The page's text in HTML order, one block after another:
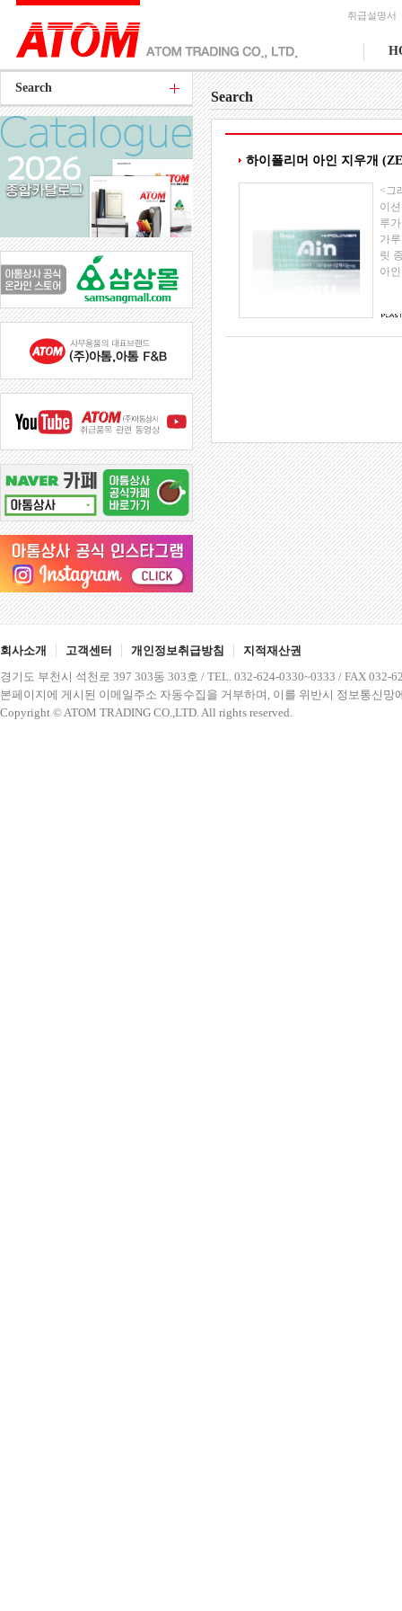
취급설명서
Search
Search
하이폴리머 아인 지우개
<그
이
루
가
릿
아
회사소개 고객센터 개인정보취급방침
지적재산권
경기도 부천시 석천로 397 303동 303호 / TEL. 032-624-0330~0333 / FAX 032-
본페이지에 게시된 이메일주소 자동수집을 거부하며, 이를 위반시 정보통신망
Copyright © ATOM TRADING CO.,LTD. All rights reserved.